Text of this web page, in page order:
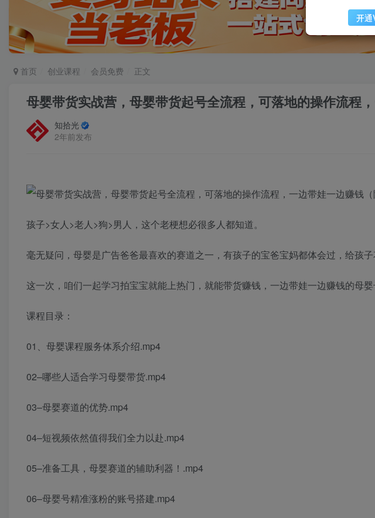
首页 创业课程 会员免费 正文
母婴带货实战营，母婴带货起号全流程，可落地的操作流程
知拾光
2年前发布
孩子>女人>老人>狗>男人，这个老梗想必很多人都知道。
毫无疑问，母婴是广告爸爸最喜欢的赛道之一，有孩子的宝爸宝妈都体会过，给孩子
这一次，咱们一起学习拍宝宝就能上热门，就能带货赚钱，一边带娃一边赚钱的母婴
课程目录：
01、母婴课程服务体系介绍.mp4
02–哪些人适合学习母婴带货.mp4
03–母婴赛道的优势.mp4
04–短视频依然值得我们全力以赴.mp4
05–准备工具，母婴赛道的辅助利器！.mp4
06–母婴号精准涨粉的账号搭建.mp4
开通